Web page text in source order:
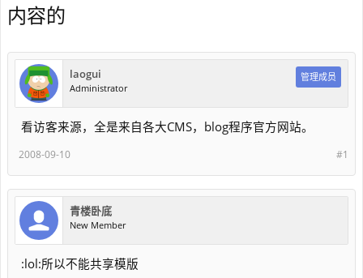
内容的
laogui
Administrator
管理成员
看访客来源，全是来自各大CMS，blog程序官方网站。
#1
2008-09-10
青楼卧底
New Member
:lol:所以不能共享模版